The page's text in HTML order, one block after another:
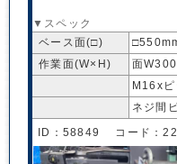
▼スペック
ベース面(□)
作業面(W×H)
面
M16x
ネジ間
ID：58849 コード：